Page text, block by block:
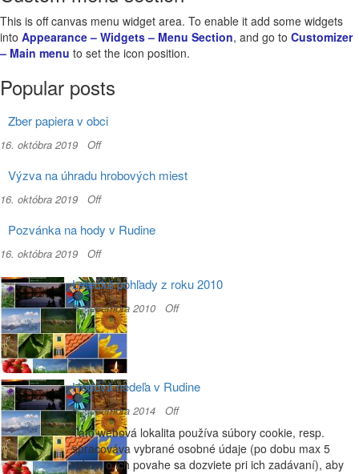
This is off canvas menu widget area. To enable it add some widgets
into Appearance – Widgets – Menu Section, and go to Customizer
– Main menu to set the icon position.
Popular posts
Zber papiera v obci
16. októbra 2019 Off
Výzva na úhradu hrobových miest
16. októbra 2019 Off
Pozvánka na hody v Rudine
16. októbra 2019 Off
Letecké pohľady z roku 2010
6. decembra 2010 Off
Hodová nedeľa v Rudine
6. decembra 2014 Off
Táto webová lokalita používa súbory cookie, resp.
spracováva vybrané osobné údaje (po dobu max 5
rokov, o ich povahe sa dozviete pri ich zadávaní), aby